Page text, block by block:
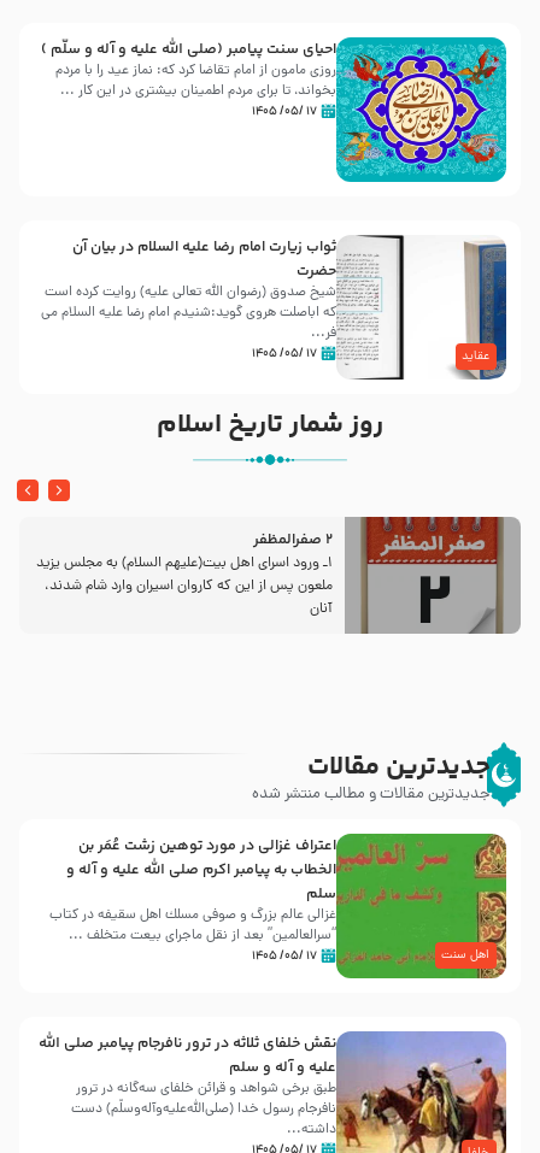
احیای سنت پیامبر (صلی الله علیه و آله و سلّم )
روزی مامون از امام تقاضا کرد که: نماز عید را با مردم
بخواند، تا برای مردم اطمینان بیشتری در این کار ...
۱۷ /۰۵/ ۱۴۰۵
عقاید
ثواب زیارت امام رضا علیه السلام در بیان آن
حضرت
شیخ صدوق (رضوان الله تعالی علیه) روایت کرده است
که اباصلت هروی گوید:شنیدم امام رضا علیه السلام می
فر...
۱۷ /۰۵/ ۱۴۰۵
روز شمار تاریخ اسلام
2 صفرالمظفر
1ـ ورود اسراى اهل بیت‌(علیهم السلام) به مجلس یزید
ملعون پس از این كه كاروان اسیران وارد شام شدند،
آنان
جدیدترین مقالات
جدیدترین مقالات و مطالب منتشر شده
اهل سنت
اعتراف غزالی در مورد توهین زشت عُمَر بن
الخطاب به پیامبر اکرم صلی الله علیه و آله و
سلم
غزالی عالم بزرگ و صوفی مسلك اهل سقيفه در کتاب
“سرالعالمین” بعد از نقل ماجرای بیعت متخلف ...
۱۷ /۰۵/ ۱۴۰۵
نقش خلفای ثلاثه در ترور نافرجام پیامبر صلی الله
علیه و آله و سلم
طبق برخی شواهد و قرائن خلفای سه‌گانه در ترور
نافرجام رسول خدا (صلی‌الله‌علیه‌و‌آله‌وسلّم) دست
داشته‌...